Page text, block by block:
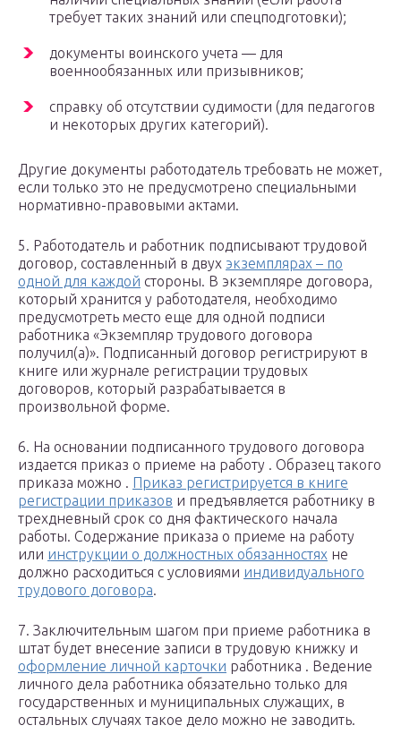
требует таких знаний или спецподготовки);
документы воинского учета — для
военнообязанных или призывников;
справку об отсутствии судимости (для педагогов
и некоторых других категорий).
Другие документы работодатель требовать не может,
если только это не предусмотрено специальными
нормативно-правовыми актами.
5. Работодатель и работник подписывают трудовой
договор, составленный в двух экземплярах – по
одной для каждой стороны. В экземпляре договора,
который хранится у работодателя, необходимо
предусмотреть место еще для одной подписи
работника «Экземпляр трудового договора
получил(а)». Подписанный договор регистрируют в
книге или журнале регистрации трудовых
договоров, который разрабатывается в
произвольной форме.
6. На основании подписанного трудового договора
издается приказ о приеме на работу . Образец такого
приказа можно . Приказ регистрируется в книге
регистрации приказов и предъявляется работнику в
трехдневный срок со дня фактического начала
работы. Содержание приказа о приеме на работу
или инструкции о должностных обязанностях не
должно расходиться с условиями индивидуального
трудового договора.
7. Заключительным шагом при приеме работника в
штат будет внесение записи в трудовую книжку и
оформление личной карточки работника . Ведение
личного дела работника обязательно только для
государственных и муниципальных служащих, в
остальных случаях такое дело можно не заводить.